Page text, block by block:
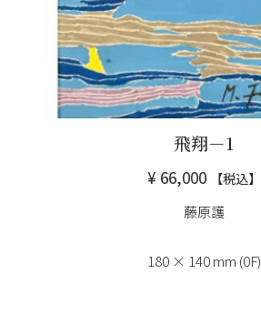
飛翔－1
¥ 66,000 【税込】
藤原護
180 × 140 mm (0F)